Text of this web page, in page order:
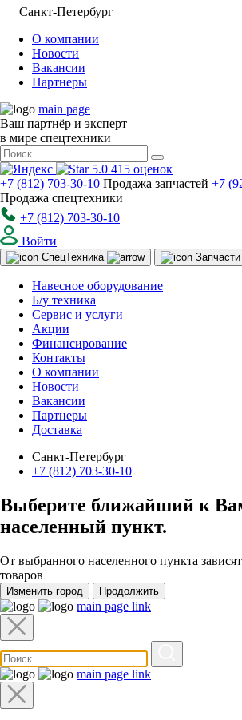
Санкт-Петербург
О компании
Новости
Вакансии
Партнеры
main page
Ваш партнёр и эксперт
в мире спецтехники
5.0 415 оценок
+7 (812) 703-30-10 Продажа запчастей +7
Продажа спецтехники
+7 (812) 703-30-10
Войти
СпецТехника Запчасти
Навесное оборудование
Б/у техника
Сервис и услуги
Акции
Финансирование
Контакты
О компании
Новости
Вакансии
Партнеры
Доставка
Санкт-Петербург
+7 (812) 703-30-10
Выберите ближайший к
населенный пункт.
От выбранного населенного пункта
товаров
Изменить город Продолжить
main page link
main page link